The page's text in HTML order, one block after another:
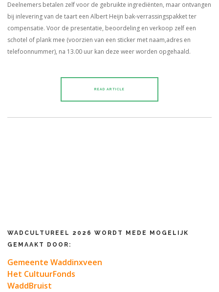
Deelnemers betalen zelf voor de gebruikte ingrediënten, maar ontvangen
bij inlevering van de taart een Albert Heijn bak-verrassingspakket ter
compensatie. Voor de presentatie, beoordeling en verkoop zelf een
schotel of plank mee (voorzien van een sticker met naam,adres en
telefoonnummer), na 13.00 uur kan deze weer worden opgehaald.
READ ARTICLE
WADCULTUREEL 2026 WORDT MEDE MOGELIJK
GEMAAKT DOOR:
Gemeente Waddinxveen
Het CultuurFonds
WaddBruist